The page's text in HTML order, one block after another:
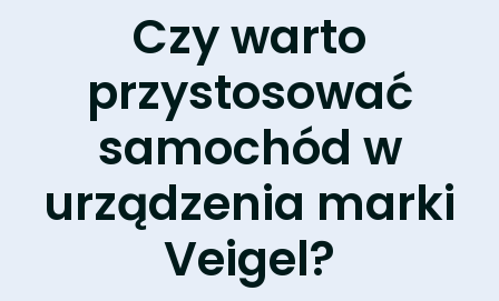
Czy warto
przystosować
samochód w
urządzenia marki
Veigel?